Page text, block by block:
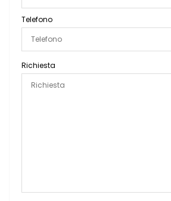
Telefono
Richiesta